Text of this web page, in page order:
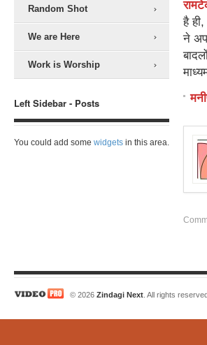
Random Shot
We are Here
Work is Worship
Left Sidebar - Posts
You could add some widgets in this area.
है
ने
© 2026 Zindagi Next . All rights